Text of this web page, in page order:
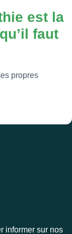
est la
faut
propres
informer sur nos